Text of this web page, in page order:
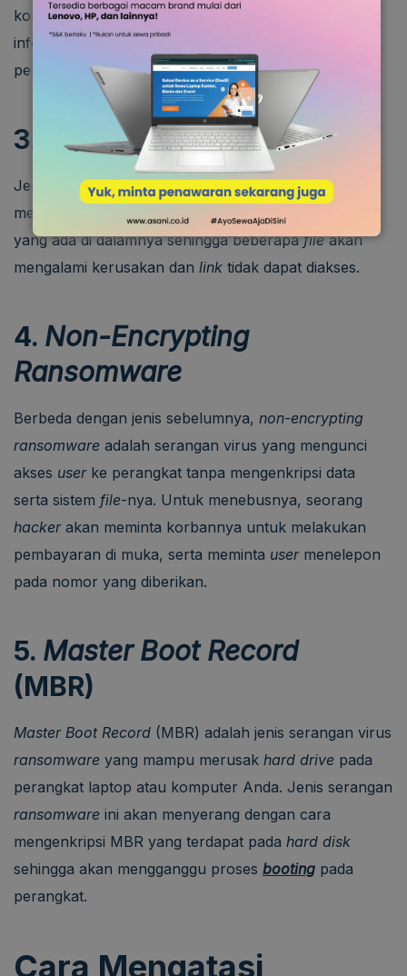
korban. Sementara itu, ia hanya akan menampilkan
informasi mengenai detail penyerangan dan
pembayaran tebusan.
3. Encrypting Ransomware
Jenis serangan virusransomwareberikutnya akan
menargetkan
yang ada di dalamnya sehingga beberapafileakan
mengalami kerusakan dan link tidak dapat diakses.
4. Non-Encrypting
Ransomware
Berbeda dengan jenis sebelumnya, non-encrypting
ransomware adalah serangan virus yang mengunci
akses user ke perangkat tanpa mengenkripsi data
serta sistem file-nya. Untuk menebusnya, seorang
hacker akan meminta korbannya untuk melakukan
pembayaran di muka, serta meminta user menelepon
pada nomor yang diberikan.
5. Master Boot Record
(MBR)
Master Boot Record (MBR) adalah jenis serangan virus
ransomware yang mampu merusak hard drive pada
perangkat laptop atau komputer Anda. Jenis serangan
ransomware ini akan menyerang dengan cara
mengenkripsi MBR yang terdapat pada hard disk
sehingga akan mengganggu proses booting pada
perangkat.
Cara Mengatasi